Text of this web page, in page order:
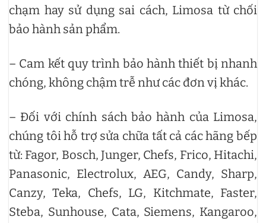
chạm hay sử dụng sai cách, Limosa từ chối
bảo hành sản phẩm.
– Cam kết quy trình bảo hành thiết bị nhanh
chóng, không chậm trễ như các đơn vị khác.
– Đối với chính sách bảo hành của Limosa,
chúng tôi hỗ trợ sửa chữa tất cả các hãng bếp
từ: Fagor, Bosch, Junger, Chefs, Frico, Hitachi,
Panasonic, Electrolux, AEG, Candy, Sharp,
Canzy, Teka, Chefs, LG, Kitchmate, Faster,
Steba, Sunhouse, Cata, Siemens, Kangaroo,